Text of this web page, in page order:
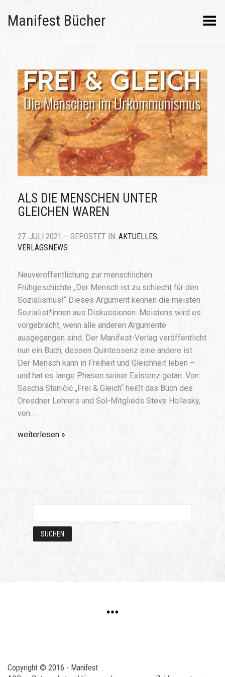
Manifest Bücher Menü umschalten
ALS DIE MENSCHEN UNTER
GLEICHEN WAREN
27. JULI 2021 – GEPOSTET IN: AKTUELLES,
VERLAGSNEWS
Neuveröffentlichung zur menschlichen
Frühgeschichte „Der Mensch ist zu schlecht für den
Sozialismus!“ Dieses Argument kennen die meisten
Sozialist*innen aus Diskussionen. Meistens wird es
vorgebracht, wenn alle anderen Argumente
ausgegangen sind. Der Manifest-Verlag veröffentlicht
nun ein Buch, dessen Quintessenz eine andere ist:
Der Mensch kann in Freiheit und Gleichheit leben –
und hat es lange Phasen seiner Existenz getan. Von
Sascha Staničić „Frei & Gleich“ heißt das Buch des
Dresdner Lehrers und Sol-Mitglieds Steve Hollasky,
von…
weiterlesen
Copyright © 2016 - Manifest